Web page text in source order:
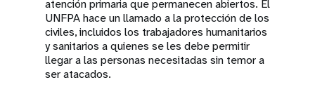
atención primaria que permanecen abiertos. El
UNFPA hace un llamado a la protección de los
civiles, incluidos los trabajadores humanitarios
y sanitarios a quienes se les debe permitir
llegar a las personas necesitadas sin temor a
ser atacados.